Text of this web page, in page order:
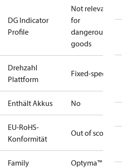
DG Indicator
Profile
Not relevant
for
dangerous
goods
Drehzahl
Plattform
Fixed-speed
Enthält Akkus No
EU-RoHS-
Konformität
Out of scope
Family Optyma™